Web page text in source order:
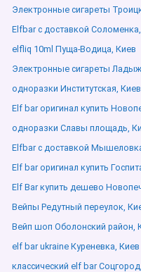
Электронные сигареты
Elfbar с доставкой
elfliq 10ml Пуща-Водица, Киев
Электронные сигареты
одноразки Институтская, Киев
Elf bar оригинал купить
одноразки Славы площадь,
Elfbar с доставкой
Elf bar оригинал купить
Elf Bar купить дешево
Вейпы Редутный переулок,
Вейп шоп Оболонский район,
elf bar ukraine Куреневка, Киев
классический elf bar